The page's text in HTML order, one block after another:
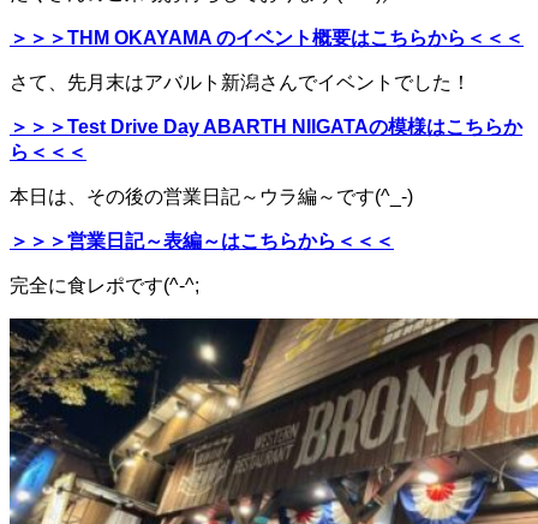
＞＞＞THM OKAYAMA のイベント概要はこちらから＜＜＜
さて、先月末はアバルト新潟さんでイベントでした！
＞＞＞Test Drive Day ABARTH NIIGATAの模様はこちらか
ら＜＜＜
本日は、その後の営業日記～ウラ編～です(^_-)
＞＞＞営業日記～表編～はこちらから＜＜＜
完全に食レポです(^-^;